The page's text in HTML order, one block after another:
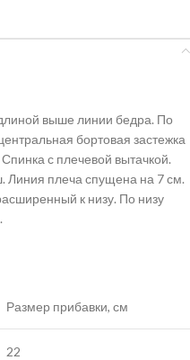
выше линии бедра. По
бортовая застежка
с плечевой вытачкой.
Линия плеча спущена на 7 см.
к низу. По низу
Размер прибавки, см
22